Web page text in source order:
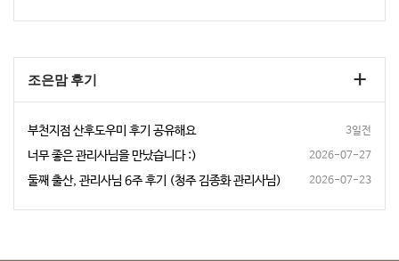
조은맘 후기
3일전
부천지점 산후도우미 후기 공유해요
2026-07-27
너무 좋은 관리사님을 만났습니다 :)
2026-07-23
둘째 출산, 관리사님 6주 후기 (청주 김종화 관리사님)
+